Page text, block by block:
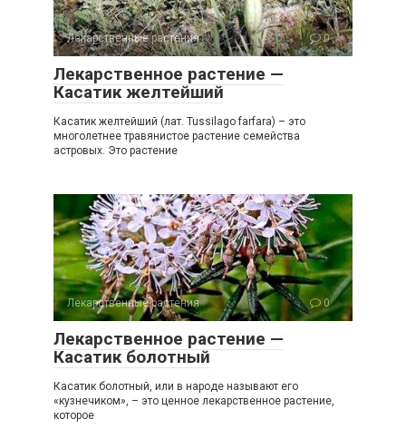
Лекарственные растения 0
Лекарственное растение —
Касатик желтейший
Касатик желтейший (лат. Tussilago farfara) – это
многолетнее травянистое растение семейства
астровых. Это растение
Лекарственные растения 0
Лекарственное растение —
Касатик болотный
Касатик болотный, или в народе называют его
«кузнечиком», – это ценное лекарственное растение,
которое